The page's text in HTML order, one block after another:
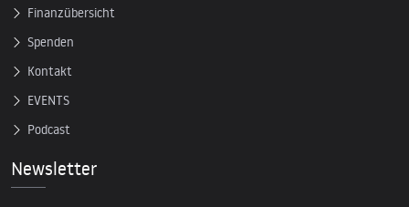
Finanzübersicht
Spenden
Kontakt
EVENTS
Podcast
Newsletter